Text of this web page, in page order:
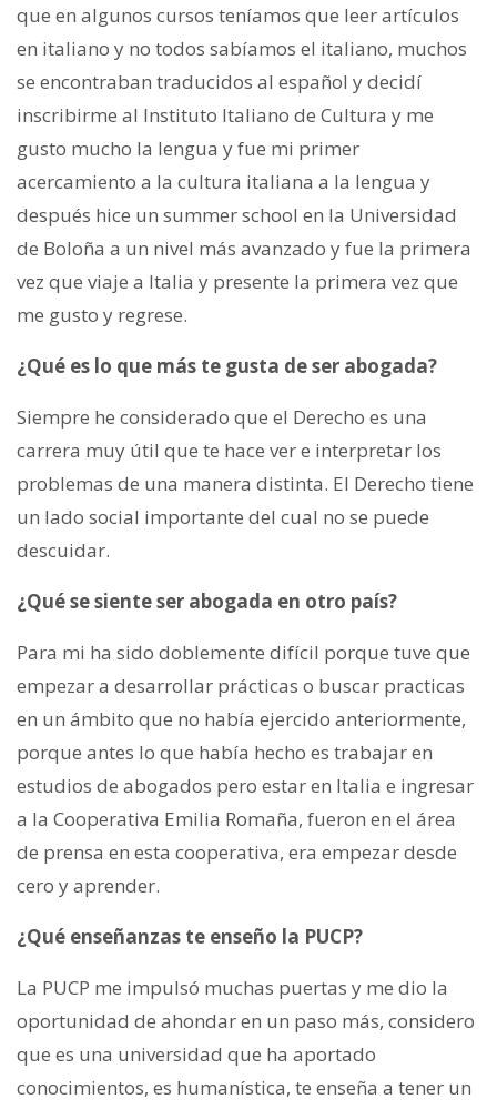
que en algunos cursos teníamos que leer artículos
en italiano y no todos sabíamos el italiano, muchos
se encontraban traducidos al español y decidí
inscribirme al Instituto Italiano de Cultura y me
gusto mucho la lengua y fue mi primer
acercamiento a la cultura italiana a la lengua y
después hice un summer school en la Universidad
de Boloña a un nivel más avanzado y fue la primera
vez que viaje a Italia y presente la primera vez que
me gusto y regrese.
¿Qué es lo que más te gusta de ser abogada?
Siempre he considerado que el Derecho es una
carrera muy útil que te hace ver e interpretar los
problemas de una manera distinta. El Derecho tiene
un lado social importante del cual no se puede
descuidar.
¿Qué se siente ser abogada en otro país?
Para mi ha sido doblemente difícil porque tuve que
empezar a desarrollar prácticas o buscar practicas
en un ámbito que no había ejercido anteriormente,
porque antes lo que había hecho es trabajar en
estudios de abogados pero estar en Italia e ingresar
a la Cooperativa Emilia Romaña, fueron en el área
de prensa en esta cooperativa, era empezar desde
cero y aprender.
¿Qué enseñanzas te enseño la PUCP?
La PUCP me impulsó muchas puertas y me dio la
oportunidad de ahondar en un paso más, considero
que es una universidad que ha aportado
conocimientos, es humanística, te enseña a tener un